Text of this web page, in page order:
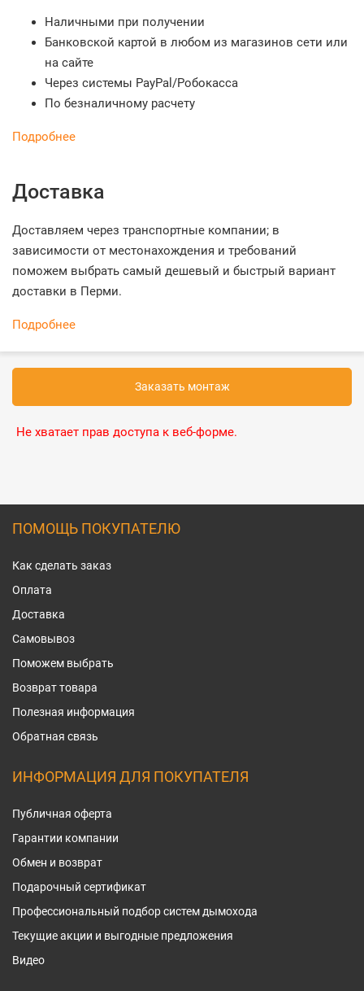
Наличными при получении
Банковской картой в любом из магазинов сети или
на сайте
Через системы PayPal/Робокасса
По безналичному расчету
Подробнее
Доставка
Доставляем через транспортные компании; в
зависимости от местонахождения и требований
поможем выбрать самый дешевый и быстрый вариант
доставки в Перми.
Подробнее
Заказать монтаж
Не хватает прав доступа к веб-форме.
ПОМОЩЬ ПОКУПАТЕЛЮ
Как сделать заказ
Оплата
Доставка
Самовывоз
Поможем выбрать
Возврат товара
Полезная информация
Обратная связь
ИНФОРМАЦИЯ ДЛЯ ПОКУПАТЕЛЯ
Публичная оферта
Гарантии компании
Обмен и возврат
Подарочный сертификат
Профессиональный подбор систем дымохода
Текущие акции и выгодные предложения
Видео